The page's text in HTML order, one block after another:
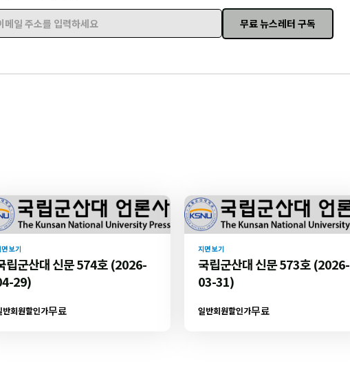
주소를 입력하세요
무료 뉴스레터 구독
보기
립군산대 신문 574호 (2026-
29)
반회원할인가무료
지면 보기
국립군산대 신문 573호 (2026-
03-31)
일반회원할인가무료